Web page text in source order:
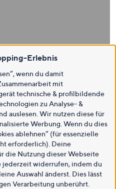
Erlebnis
wenn du damit
mit
technische & profilbildende
zu Analyse- &
auslesen. Wir nutzen diese für
Werbung. Wenn du dies
ablehnen“ (für essenzielle
erforderlich). Deine
die Nutzung dieser Webseite
jederzeit widerrufen, indem du
Auswahl änderst. Dies lässt
Verarbeitung unberührt.